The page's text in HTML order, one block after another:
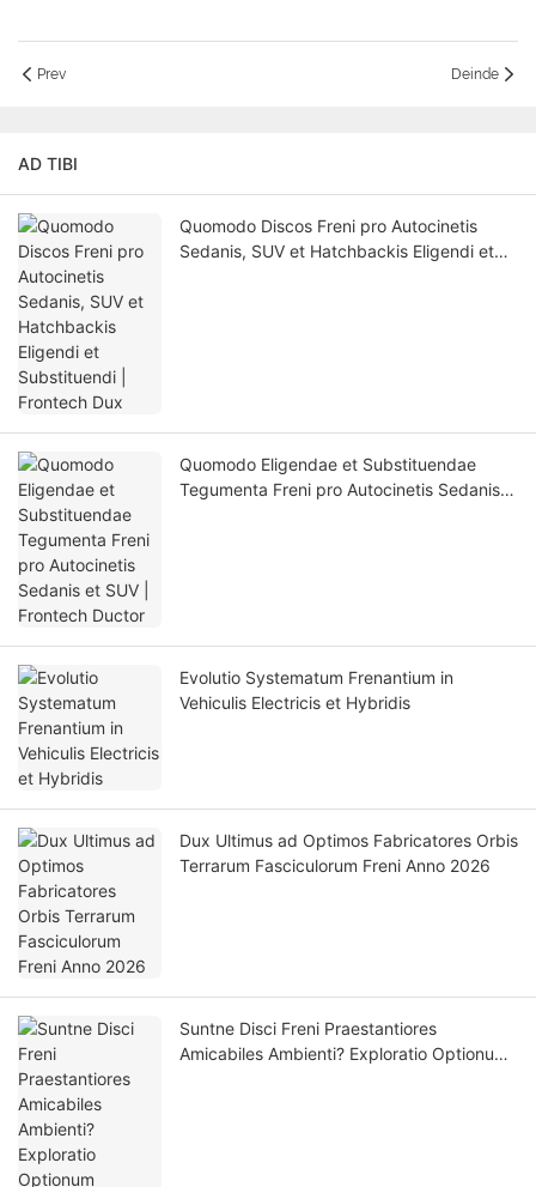
Prev Deinde
AD TIBI
Quomodo Discos Freni pro Autocinetis
Sedanis, SUV et Hatchbackis Eligendi et
Quomodo Eligendae et Substituendae
Tegumenta Freni pro Autocinetis Sedanis
Evolutio Systematum Frenantium in
Vehiculis Electricis et Hybridis
Dux Ultimus ad Optimos Fabricatores Orbis
Terrarum Fasciculorum Freni Anno 2026
Suntne Disci Freni Praestantiores
Amicabiles Ambienti? Exploratio Optionum